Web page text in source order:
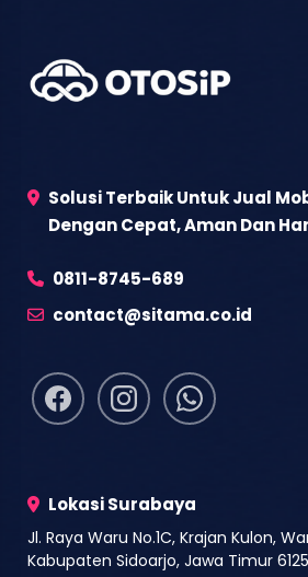
Solusi Terbaik Untuk Jual
Dengan Cepat, Aman Dan
0811-8745-689
contact@sitama.co.id
Lokasi Surabaya
Jl. Raya Waru No.1C, Krajan Kulon,
Kabupaten Sidoarjo, Jawa Timur